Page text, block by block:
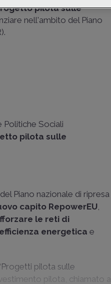
pilota sulle
nell'ambito del Piano
Politiche Sociali
pilota sulle
del Piano nazionale di ripresa
capito RepowerEU,
le reti di
efficienza energeticae
pilota sulle
pilota, chiamato a